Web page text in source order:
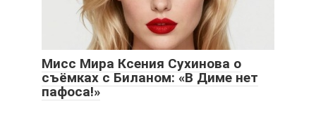
Мисс Мира Ксения Сухинова о
съёмках с Биланом: «В Диме нет
пафоса!»